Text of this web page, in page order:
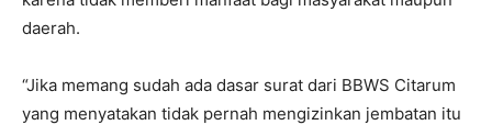
daerah.
“Jika memang sudah ada dasar surat dari BBWS Citarum
yang menyatakan tidak pernah mengizinkan jembatan itu